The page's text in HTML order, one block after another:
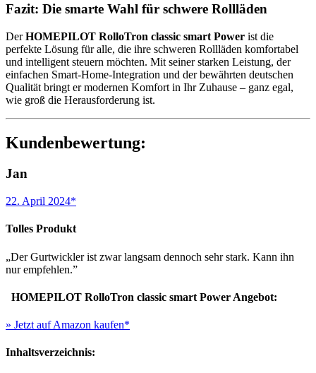
Fazit: Die smarte Wahl für schwere Rollläden
DerHOMEPILOT RolloTron classic smart Power ist die
perfekte Lösung für alle, die ihre schweren Rollläden komfortabel
und intelligent steuern möchten. Mit seiner starken Leistung, der
einfachen Smart-Home-Integration und der bewährten deutschen
Qualität bringt er modernen Komfort in Ihr Zuhause – ganz egal,
wie groß die Herausforderung ist.
Kundenbewertung:
Jan
22. April 2024*
Tolles Produkt
„Der Gurtwickler ist zwar langsam dennoch sehr stark. Kann ihn
nur empfehlen.”
HOMEPILOT RolloTron classic smart Power Angebot:
» Jetzt auf Amazon kaufen*
Inhaltsverzeichnis: